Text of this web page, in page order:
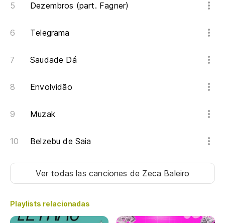
Dezembros (part. Fagner)
Telegrama
Saudade Dá
Envolvidão
Muzak
Belzebu de Saia
Ver todas las canciones de Zeca Baleiro
Playlists relacionadas